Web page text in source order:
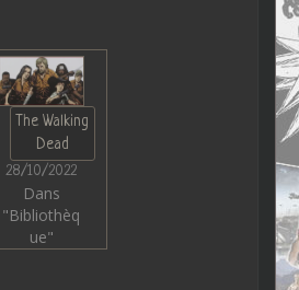
The Walking
Dead
28/10/2022
Dans
"Bibliothèq
ue"